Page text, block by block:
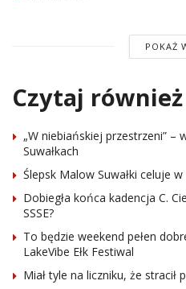
POKAŻ
Czytaj również
„W niebiańskiej przestrzeni” –
Suwałkach
Ślepsk Malow Suwałki celuje
Dobiegła końca kadencja C.
SSSE?
To będzie weekend pełen
LakeVibe Ełk Festiwal
Miał tyle na liczniku, że stracił